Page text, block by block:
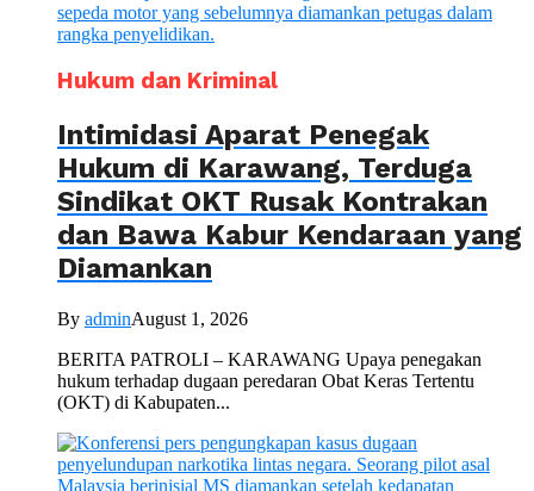
Hukum dan Kriminal
Intimidasi Aparat Penegak
Hukum di Karawang, Terduga
Sindikat OKT Rusak Kontrakan
dan Bawa Kabur Kendaraan yang
Diamankan
By adminAugust 1, 2026
BERITA PATROLI – KARAWANG Upaya penegakan
hukum terhadap dugaan peredaran Obat Keras Tertentu
(OKT) di Kabupaten...